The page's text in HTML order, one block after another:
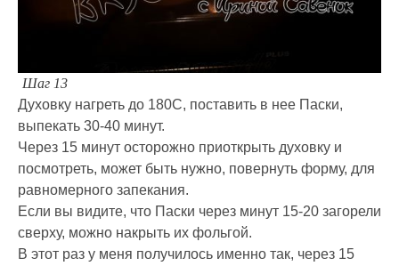
Шаг 13
Духовку нагреть до 180С, поставить в нее Паски,
выпекать 30-40 минут.
Через 15 минут осторожно приоткрыть духовку и
посмотреть, может быть нужно, повернуть форму, для
равномерного запекания.
Если вы видите, что Паски через минут 15-20 загорели
сверху, можно накрыть их фольгой.
В этот раз у меня получилось именно так, через 15